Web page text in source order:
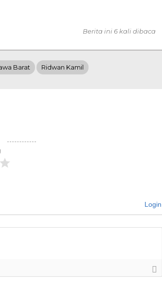
Berita ini 6 kali dibaca
Barat Ridwan Kamil
Login